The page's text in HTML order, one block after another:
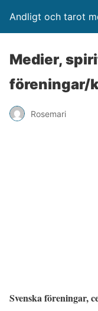
Andligt och tarot
Medier,
föreningar/
Rosemari
Svenska föreningar,